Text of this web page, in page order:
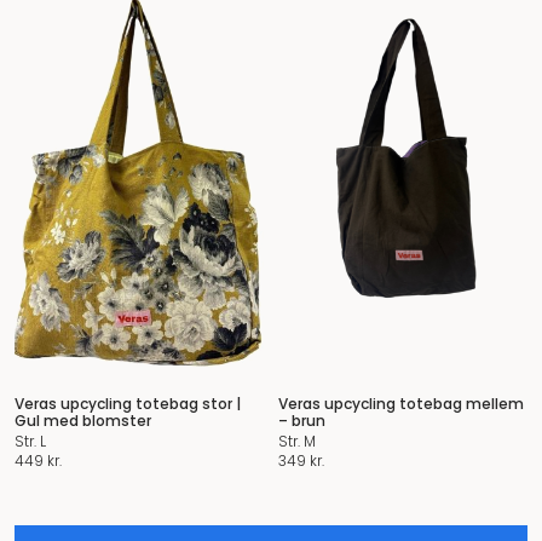
Veras upcycling totebag stor |
Gul med blomster
Str. L
449 kr.
Veras upcycling totebag mellem
– brun
Str. M
349 kr.